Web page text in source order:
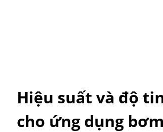
Hiệu suất và độ
cho ứng dụng